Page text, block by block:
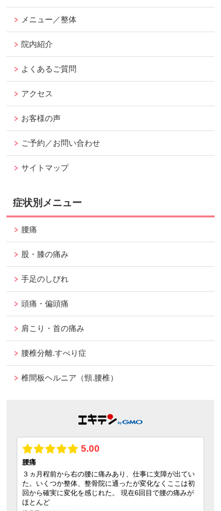
メニュー／整体
院内紹介
よくあるご質問
アクセス
お客様の声
ご予約／お問い合わせ
サイトマップ
症状別メニュー
腰痛
股・膝の痛み
手足のしびれ
頭痛・偏頭痛
肩こり・首の痛み
腰椎分離.すべり症
椎間板ヘルニア（頸.腰椎）